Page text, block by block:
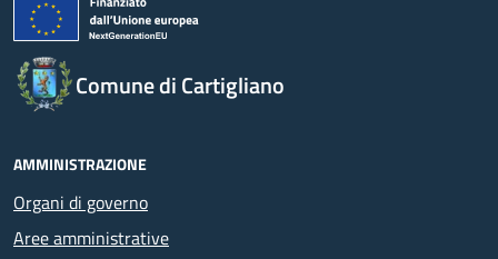
Comune di Cartigliano
AMMINISTRAZIONE
Organi di governo
Aree amministrative